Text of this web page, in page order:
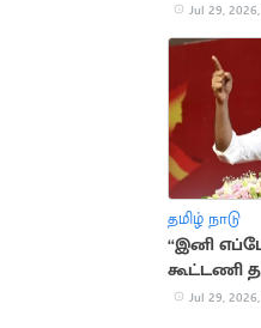
Jul 29, 2026,
தமிழ் நாடு
“இனி
கூட்டணி
Jul 29, 2026,